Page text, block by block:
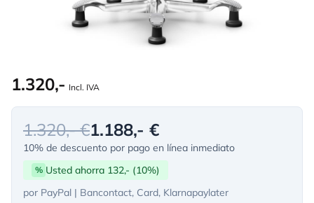
1.320,- Incl. IVA
1.320,- €1.188,- €
10% de descuento por pago en línea inmediato
% Usted ahorra 132,- (10%)
por PayPal | Bancontact, Card, Klarnapaylater